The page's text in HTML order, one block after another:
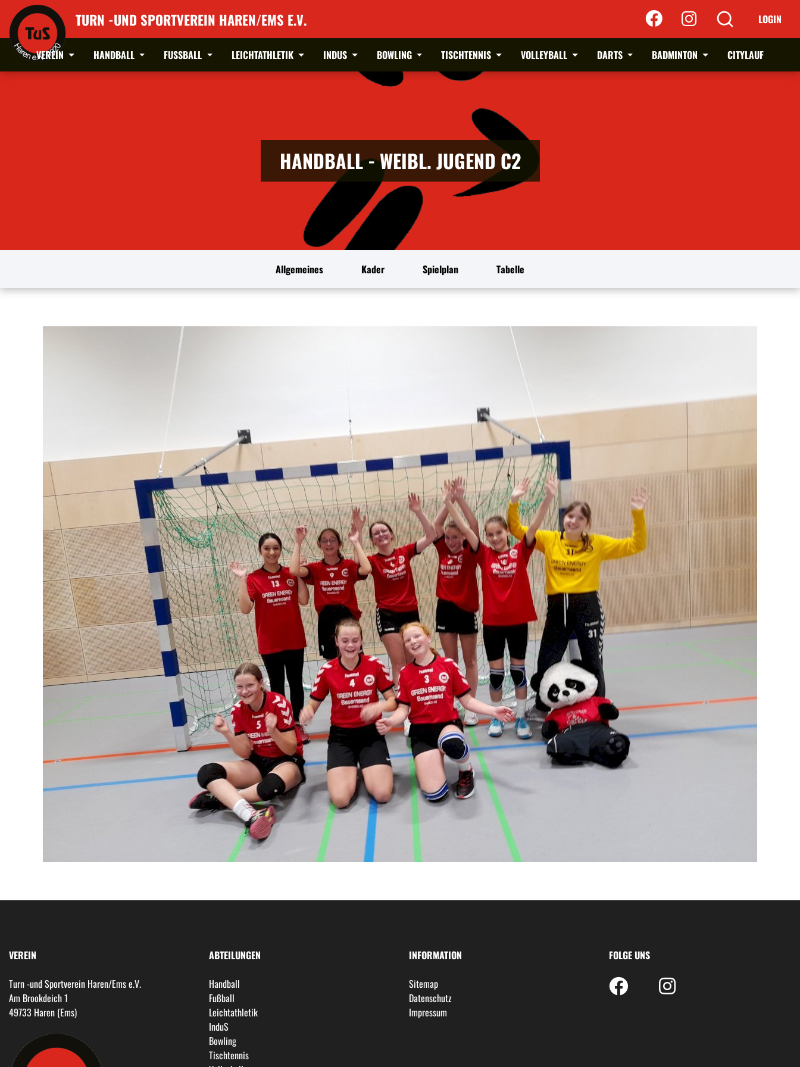
LOGIN
TURN -UND SPORTVEREIN HAREN/EMS E.V.
VEREIN HANDBALL FUSSBALL LEICHTATHLETIK INDUS BOWLING TISCHTENNIS VOLLEYBALL DARTS BADMINTON CITYLAUF
HANDBALL - WEIBL. JUGEND C2
Allgemeines Kader Spielplan Tabelle
VEREIN
Turn -und Sportverein Haren/Ems e.V.
Am Brookdeich 1
49733 Haren (Ems)
ABTEILUNGEN
Handball
Fußball
Leichtathletik
InduS
Bowling
Tischtennis
INFORMATION
Sitemap
Datenschutz
Impressum
FOLGE UNS